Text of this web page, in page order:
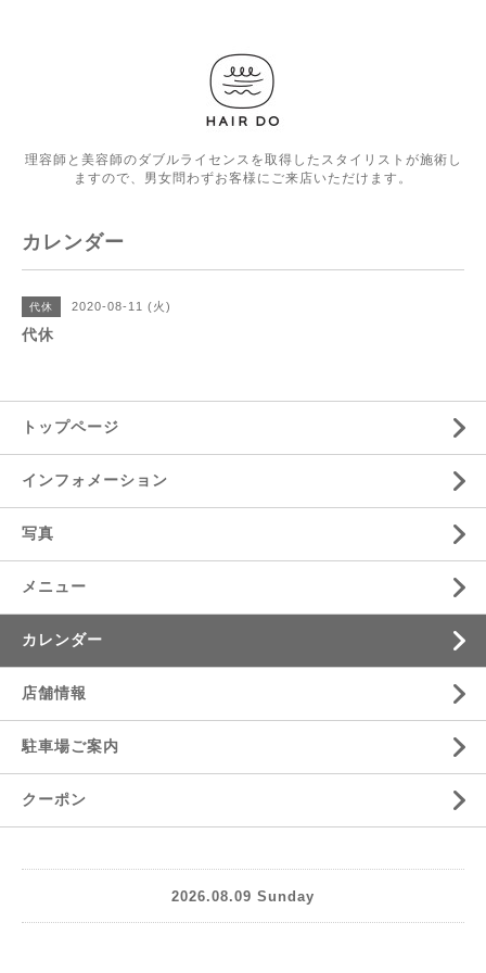
理容師と美容師のダブルライセンスを取得したスタイリストが施術し
ますので、男女問わずお客様にご来店いただけます。
カレンダー
代休 2020-08-11 (火)
代休
トップページ
インフォメーション
写真
メニュー
カレンダー
店舗情報
駐車場ご案内
クーポン
2026.08.09 Sunday